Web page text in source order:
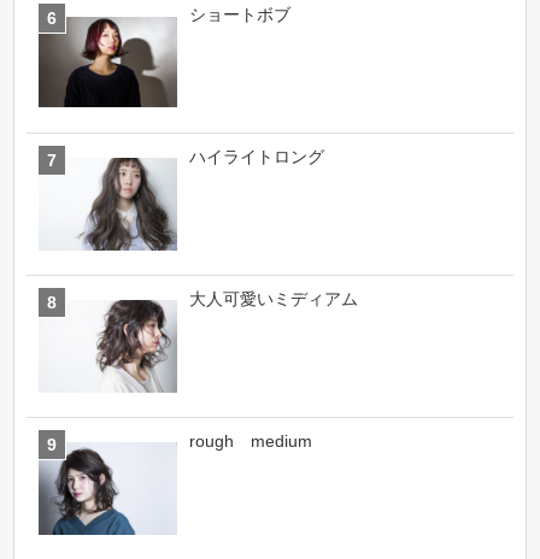
ショートボブ
ハイライトロング
大人可愛いミディアム
rough medium